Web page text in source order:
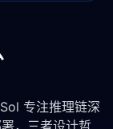
专注推理链深
，三者设计哲